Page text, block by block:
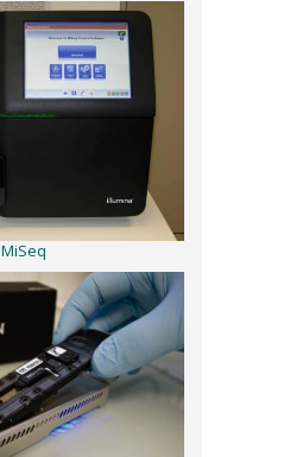
MiSeq